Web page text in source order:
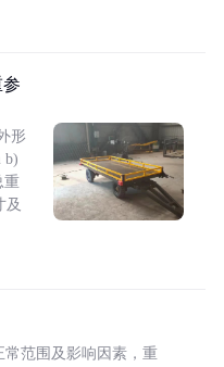
形
b)
重
及
范围及影响因素，重